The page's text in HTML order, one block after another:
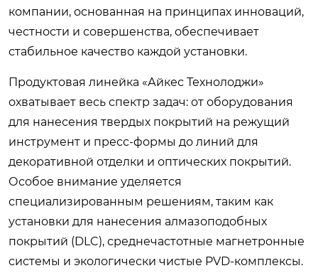
компании, основанная на принципах инноваций,
честности и совершенства, обеспечивает
стабильное качество каждой установки.
Продуктовая линейка «Айкес Технолоджи»
охватывает весь спектр задач: от оборудования
для нанесения твердых покрытий на режущий
инструмент и пресс-формы до линий для
декоративной отделки и оптических покрытий.
Особое внимание уделяется
специализированным решениям, таким как
установки для нанесения алмазоподобных
покрытий (DLC), среднечастотные магнетронные
системы и экологически чистые PVD-комплексы.